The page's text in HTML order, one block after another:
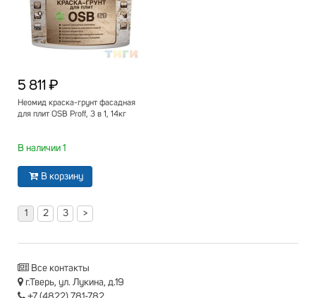
5 811 ₽
Неомид краска-грунт фасадная
для плит OSB Proff, 3 в 1, 14кг
В наличии 1
В корзину
1 2 3 >
Все контакты
г.Тверь, ул. Лукина, д.19